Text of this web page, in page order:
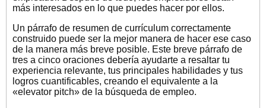
más interesados en lo que puedes hacer por ellos.
Un párrafo de resumen de currículum correctamente
construido puede ser la mejor manera de hacer ese caso
de la manera más breve posible. Este breve párrafo de
tres a cinco oraciones debería ayudarte a resaltar tu
experiencia relevante, tus principales habilidades y tus
logros cuantificables, creando el equivalente a la
«elevator pitch» de la búsqueda de empleo.